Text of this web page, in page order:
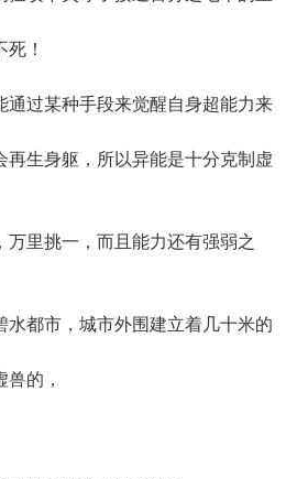
！
过某种手段来觉醒自身超能力来
再生身躯，所以异能是十分克制虚
里挑一，而且能力还有强弱之
都市，城市外围建立着几十米的
的，